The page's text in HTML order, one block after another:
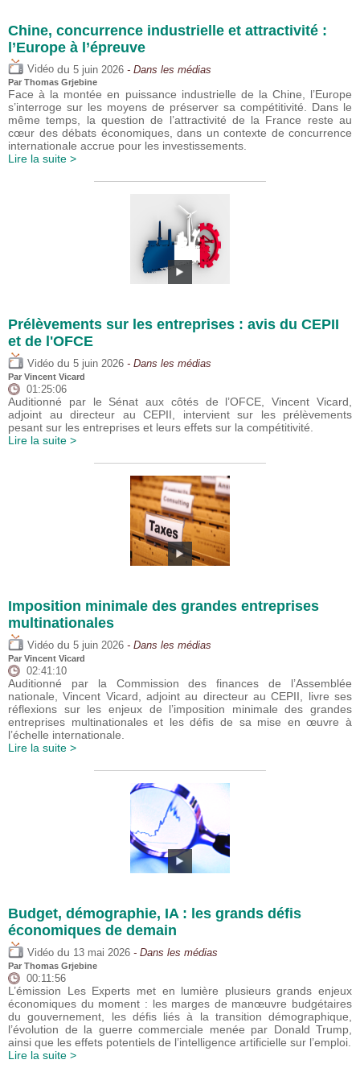
Chine, concurrence industrielle et attractivité :
l’Europe à l’épreuve
Vidéo du 5 juin 2026 - Dans les médias
Par Thomas Grjebine
Face à la montée en puissance industrielle de la Chine, l’Europe
s’interroge sur les moyens de préserver sa compétitivité. Dans le
même temps, la question de l’attractivité de la France reste au
cœur des débats économiques, dans un contexte de concurrence
internationale accrue pour les investissements.
Lire la suite >
Prélèvements sur les entreprises : avis du CEPII
et de l'OFCE
Vidéo du 5 juin 2026 - Dans les médias
Par Vincent Vicard
01:25:06
Auditionné par le Sénat aux côtés de l’OFCE, Vincent Vicard,
adjoint au directeur au CEPII, intervient sur les prélèvements
pesant sur les entreprises et leurs effets sur la compétitivité.
Lire la suite >
Imposition minimale des grandes entreprises
multinationales
Vidéo du 5 juin 2026 - Dans les médias
Par Vincent Vicard
02:41:10
Auditionné par la Commission des finances de l’Assemblée
nationale, Vincent Vicard, adjoint au directeur au CEPII, livre ses
réflexions sur les enjeux de l’imposition minimale des grandes
entreprises multinationales et les défis de sa mise en œuvre à
l’échelle internationale.
Lire la suite >
Budget, démographie, IA : les grands défis
économiques de demain
Vidéo du 13 mai 2026 - Dans les médias
Par Thomas Grjebine
00:11:56
L’émission Les Experts met en lumière plusieurs grands enjeux
économiques du moment : les marges de manœuvre budgétaires
du gouvernement, les défis liés à la transition démographique,
l’évolution de la guerre commerciale menée par Donald Trump,
ainsi que les effets potentiels de l’intelligence artificielle sur l’emploi.
Lire la suite >